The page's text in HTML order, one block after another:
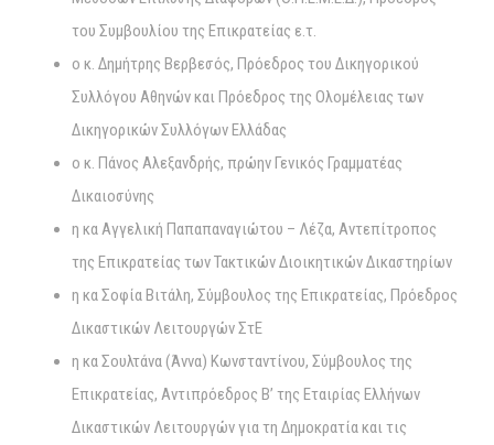
του Συμβουλίου της Επικρατείας ε.τ.
ο κ. Δημήτρης Βερβεσός, Πρόεδρος του Δικηγορικού
Συλλόγου Αθηνών και Πρόεδρος της Ολομέλειας των
Δικηγορικών Συλλόγων Ελλάδας
ο κ. Πάνος Αλεξανδρής, πρώην Γενικός Γραμματέας
Δικαιοσύνης
η κα Αγγελική Παπαπαναγιώτου – Λέζα, Αντεπίτροπος
της Επικρατείας των Τακτικών Διοικητικών Δικαστηρίων
η κα Σοφία Βιτάλη, Σύμβουλος της Επικρατείας, Πρόεδρος
Δικαστικών Λειτουργών ΣτΕ
η κα Σουλτάνα (Άννα) Κωνσταντίνου, Σύμβουλος της
Επικρατείας, Αντιπρόεδρος Β’ της Εταιρίας Ελλήνων
Δικαστικών Λειτουργών για τη Δημοκρατία και τις